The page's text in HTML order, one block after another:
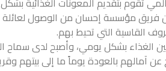
تمكن فريق مؤسسة إحسان من الوصول
القاسية التي تحيط بهم.
الغذاء بشكل يومي، وأصبح لدى سماح
آمالهم بالعودة يوماً ما إلى بيتهم